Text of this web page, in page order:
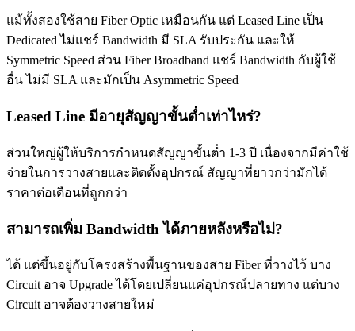
แม้ทั้งสองใช้สาย Fiber Optic เหมือนกัน แต่ Leased Line เป็น
Dedicated ไม่แชร์ Bandwidth มี SLA รับประกัน และให้
Symmetric Speed ส่วน Fiber Broadband แชร์ Bandwidth กับผู้ใช้
อื่น ไม่มี SLA และมักเป็น Asymmetric Speed
Leased Line มีอายุสัญญาขั้นต่ำเท่าไหร่?
ส่วนใหญ่ผู้ให้บริการกำหนดสัญญาขั้นต่ำ 1-3 ปี เนื่องจากมีค่าใช้
จ่ายในการวางสายและติดตั้งอุปกรณ์ สัญญาที่ยาวกว่ามักได้
ราคาต่อเดือนที่ถูกกว่า
สามารถเพิ่ม Bandwidth ได้ภายหลังหรือไม่?
ได้ แต่ขึ้นอยู่กับโครงสร้างพื้นฐานของสาย Fiber ที่วางไว้ บาง
Circuit อาจ Upgrade ได้โดยเปลี่ยนแค่อุปกรณ์ปลายทาง แต่บาง
Circuit อาจต้องวางสายใหม่